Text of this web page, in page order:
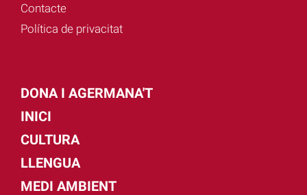
Contacte
Política de privacitat
DONA I AGERMANA'T
INICI
CULTURA
LLENGUA
MEDI AMBIENT